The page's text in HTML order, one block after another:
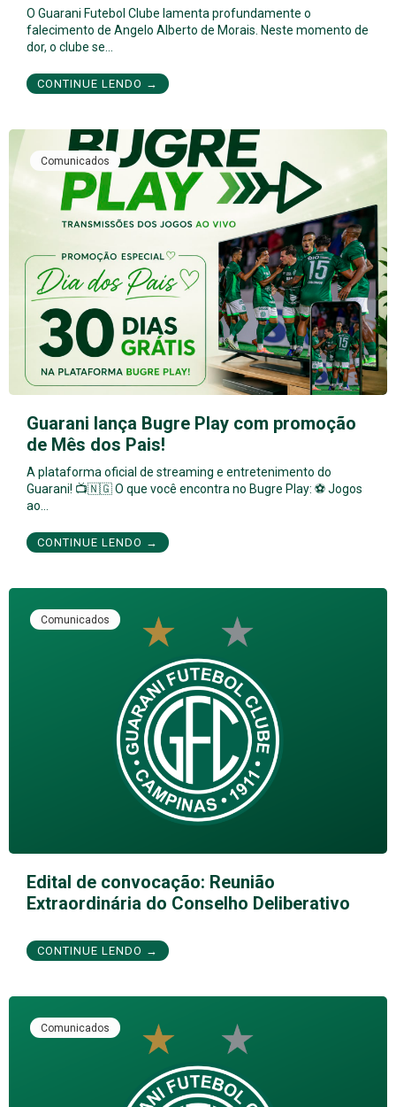
O Guarani Futebol Clube lamenta profundamente o
falecimento de Angelo Alberto de Morais. Neste momento de
dor, o clube se…
CONTINUE LENDO →
Comunicados
Guarani lança Bugre Play com promoção
de Mês dos Pais!
A plataforma oficial de streaming e entretenimento do
Guarani! 📺🇳🇬 O que você encontra no Bugre Play: ⚽ Jogos
ao…
CONTINUE LENDO →
Comunicados
Edital de convocação: Reunião
Extraordinária do Conselho Deliberativo
CONTINUE LENDO →
Comunicados